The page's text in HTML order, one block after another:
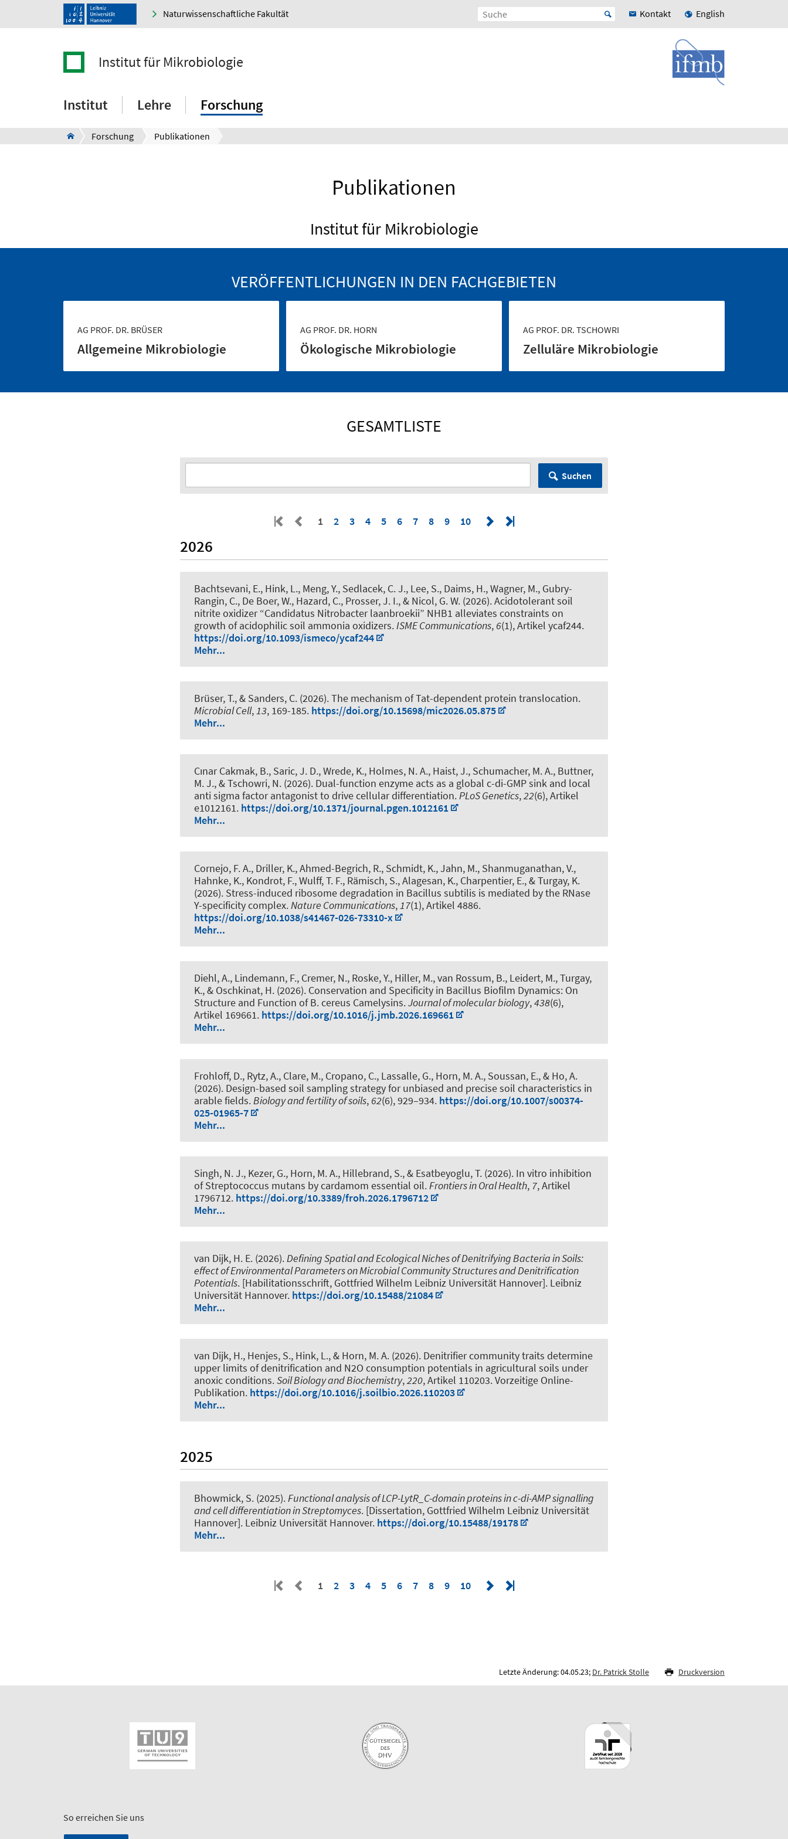
Naturwissenschaftliche Fakultät Kontakt English
Institut für Mikrobiologie
Institut Lehre Forschung
Forschung Publikationen
Publikationen
Institut für Mikrobiologie
VERÖFFENTLICHUNGEN IN DEN FACHGEBIETEN
AG PROF. DR. BRÜSER
Allgemeine Mikrobiologie
AG PROF. DR. HORN
Ökologische Mikrobiologie
AG PROF. DR. TSCHOWRI
Zelluläre Mikrobiologie
GESAMTLISTE
Suchen
1 2 3 4 5 6 7 8 9 10
2026
Bachtsevani, E., Hink, L., Meng, Y., Sedlacek, C. J., Lee, S., Daims, H., Wagner, M., Gubry-
Rangin, C., De Boer, W., Hazard, C., Prosser, J. I., & Nicol, G. W. (2026).Acidotolerant soil
nitrite oxidizer “Candidatus Nitrobacter laanbroekii” NHB1 alleviates constraints on
growth of acidophilic soil ammonia oxidizers. ISME Communications, 6(1), Artikel ycaf244.
https://doi.org/10.1093/ismeco/ycaf244
Mehr...
Brüser, T., & Sanders, C. (2026).The mechanism of Tat-dependent protein translocation.
Microbial Cell,13, 169-185. https://doi.org/10.15698/mic2026.05.875
Mehr...
Cınar Cakmak, B., Saric, J. D., Wrede, K., Holmes, N. A., Haist, J., Schumacher, M. A., Buttner,
M. J., & Tschowri, N. (2026). Dual-function enzyme acts as a global c-di-GMP sink and local
anti sigma factor antagonist to drive cellular differentiation.PLoS Genetics,22(6), Artikel
e1012161. https://doi.org/10.1371/journal.pgen.1012161
Mehr...
Cornejo, F. A., Driller, K., Ahmed-Begrich, R., Schmidt, K., Jahn, M., Shanmuganathan, V.,
Hahnke, K., Kondrot, F., Wulff, T. F., Rämisch, S., Alagesan, K., Charpentier, E., & Turgay, K.
(2026). Stress-induced ribosome degradation in Bacillus subtilis is mediated by the RNase
Y-specificity complex.Nature Communications,17(1), Artikel 4886.
https://doi.org/10.1038/s41467-026-73310-x
Mehr...
Diehl, A., Lindemann, F., Cremer, N., Roske, Y., Hiller, M., van Rossum, B., Leidert, M., Turgay,
K., & Oschkinat, H. (2026). Conservation and Specificity in Bacillus Biofilm Dynamics: On
Structure and Function of B. cereus Camelysins.Journal of molecular biology,438(6),
Artikel 169661. https://doi.org/10.1016/j.jmb.2026.169661
Mehr...
Frohloff, D., Rytz, A., Clare, M., Cropano, C., Lassalle, G., Horn, M. A., Soussan, E., & Ho, A.
(2026). Design-based soil sampling strategy for unbiased and precise soil characteristics in
arable fields. Biology and fertility of soils, 62(6), 929–934. https://doi.org/10.1007/s00374-
025-01965-7
Mehr...
Singh, N. J., Kezer, G., Horn, M. A., Hillebrand, S., & Esatbeyoglu, T. (2026). In vitro inhibition
of Streptococcus mutans by cardamom essential oil.Frontiers in Oral Health, 7, Artikel
1796712. https://doi.org/10.3389/froh.2026.1796712
Mehr...
van Dijk, H. E. (2026).Defining Spatial and Ecological Niches of Denitrifying Bacteria in Soils:
effect of Environmental Parameters on Microbial Community Structures and Denitrification
Potentials. [Habilitationsschrift, Gottfried Wilhelm Leibniz Universität Hannover]. Leibniz
Universität Hannover. https://doi.org/10.15488/21084
Mehr...
van Dijk, H., Henjes, S., Hink, L., & Horn, M. A. (2026). Denitrifier community traits determine
upper limits of denitrification and N2O consumption potentials in agricultural soils under
anoxic conditions.Soil Biology and Biochemistry,220, Artikel 110203. Vorzeitige Online-
Publikation. https://doi.org/10.1016/j.soilbio.2026.110203
Mehr...
2025
Bhowmick, S. (2025).Functional analysis of LCP-LytR_C-domain proteins in c-di-AMP signalling
and cell differentiation in Streptomyces. [Dissertation, Gottfried Wilhelm Leibniz Universität
Hannover]. Leibniz Universität Hannover. https://doi.org/10.15488/19178
Mehr...
1 2 3 4 5 6 7 8 9 10
Letzte Änderung: 04.05.23; Dr. Patrick Stolle Druckversion
So erreichen Sie uns